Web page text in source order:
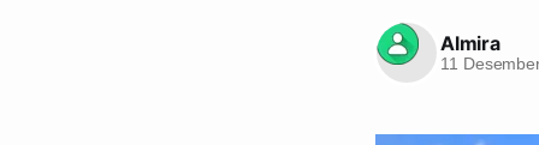
Almira
11